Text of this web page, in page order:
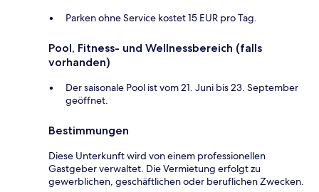
Parken ohne Service kostet 15 EUR pro Tag.
Pool, Fitness- und Wellnessbereich (falls
vorhanden)
Der saisonale Pool ist vom 21. Juni bis 23. September
geöffnet.
Bestimmungen
Diese Unterkunft wird von einem professionellen
Gastgeber verwaltet. Die Vermietung erfolgt zu
gewerblichen, geschäftlichen oder beruflichen Zwecken.